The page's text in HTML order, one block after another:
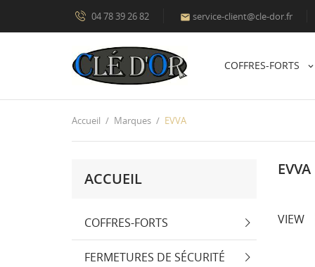
04 78 39 26 82  service-client@cle-dor.fr
COFFRES-FORTS
Accueil Marques EVVA
ACCUEIL
COFFRES-FORTS
FERMETURES DE SÉCURITÉ
EVVA
VIEW